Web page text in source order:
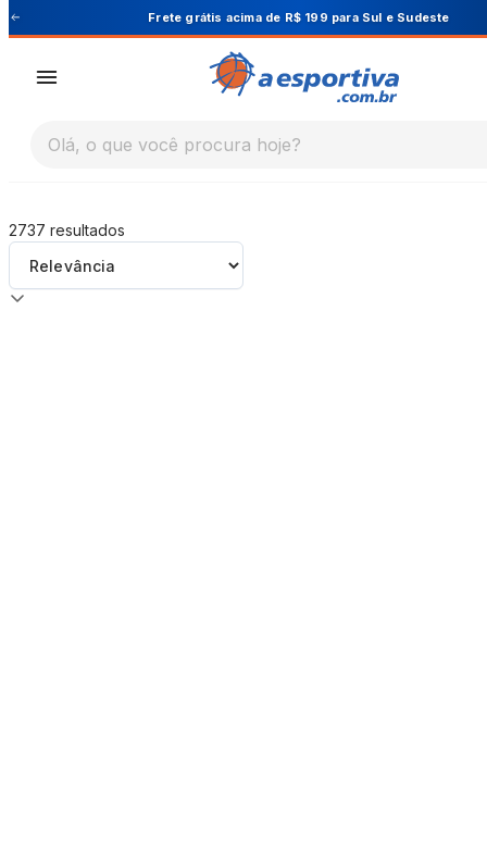
A Esportiva Cupom PRIMEIRA10 para 10%
Olá, o que você procura hoje?
2737 resultados